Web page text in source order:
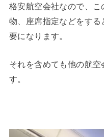
格安航空会社なので、
物、座席指定などをす
要になります。
それを含めても他の航
す。